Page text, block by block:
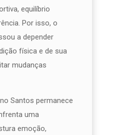
equilíbrio
Por isso, o
a depender
física e de sua
mudanças
Santos permanece
uma
emoção,